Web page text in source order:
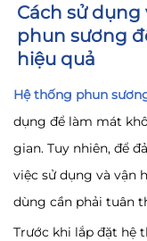
Cách sử
phun sương
hiệu quả
Hệ thống phun
dụng để làm mát
gian. Tuy nhiên, để
việc sử dụng và vận
dùng cần phải tuân
Trước khi lắp đặt hệ